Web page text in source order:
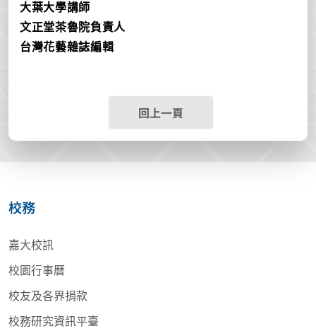
大葉大學講師
文正堂茶魯院負責人
台灣花藝雜誌編輯
回上一頁
校務
嘉大校訊
校園行事曆
校友及各界捐款
校務研究資訊平臺